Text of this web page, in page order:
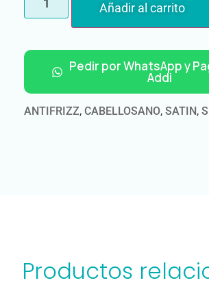
Añadir al carrito
Pedir por WhatsApp y
Addi
ANTIFRIZZ, CABELLOSANO, SATIN,
Productos